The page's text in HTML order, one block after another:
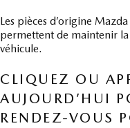
Les pièces d’origine
permettent de maintenir
véhicule.
CLIQUEZ OU
AUJOURD’HUI
RENDEZ-VOUS